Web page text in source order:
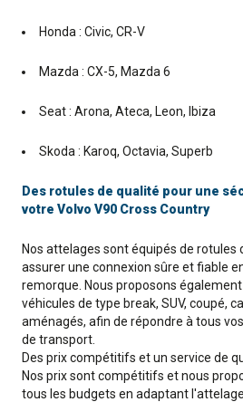
Honda : Civic, CR-V
Mazda : CX-5, Mazda 6
Seat : Arona, Ateca, Leon, Ibiza
Skoda : Karoq, Octavia, Superb
Des rotules de qualité pour une
votre Volvo V90 Cross Country
Nos attelages sont équipés de rotules
assurer une connexion sûre et fiable
remorque. Nous proposons
véhicules de type break, SUV, coupé,
aménagés, afin de répondre à tous
de transport.
Des prix compétitifs et un service de
Nos prix sont compétitifs et nous
tous les budgets en adaptant